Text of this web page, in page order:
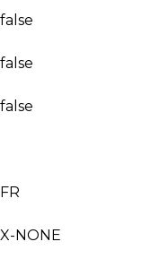
false
false
false
FR
X-NONE